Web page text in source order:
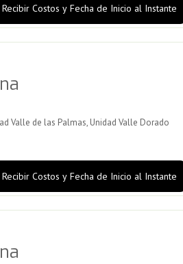
Recibir Costos y Fecha de Inicio al Instante
Valle de las Palmas, Unidad Valle Dorado
Recibir Costos y Fecha de Inicio al Instante